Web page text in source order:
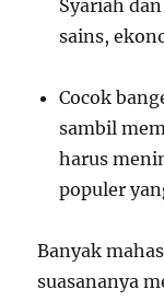
Syariah
sains,
Cocok
sambil
harus
populer
Banyak
suasananya